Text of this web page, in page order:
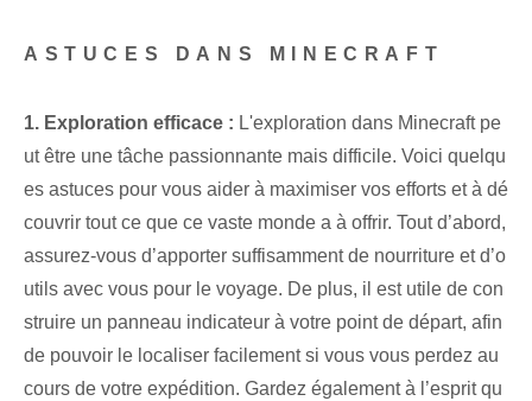
ASTUCES DANS MINECRAFT
1. Exploration efficace : L'exploration dans Minecraft pe
ut être une tâche passionnante mais difficile. Voici quelqu
es astuces⁤ pour vous aider à maximiser vos efforts et à dé
couvrir tout ce que ce vaste monde a à offrir.​ Tout d’abord,
assurez-vous d’apporter suffisamment de nourriture et d’o
utils⁣ avec vous pour le voyage. De plus, il est utile de con
struire un panneau indicateur à votre point de départ, afin
de pouvoir le localiser facilement si vous vous perdez au
cours de votre expédition. Gardez également à l’esprit qu